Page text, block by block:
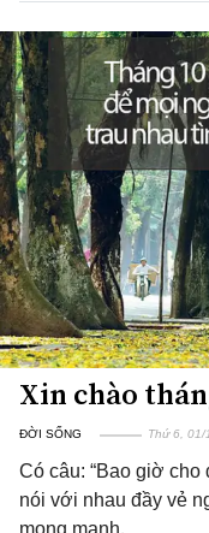
Xin chào
ĐỜI SỐNG Thứ 6,
Có câu: “Bao giờ
nói với nhau đầy vẻ
mong manh.